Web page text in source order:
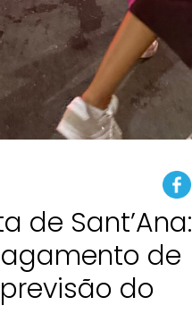
de Sant’Ana:
de
do